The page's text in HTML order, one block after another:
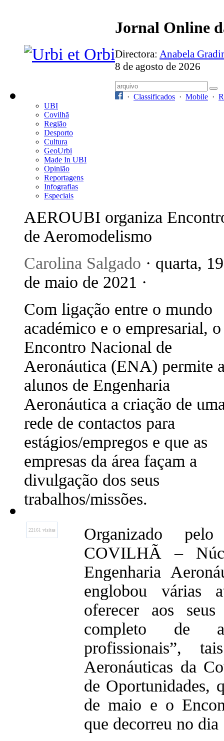
Jornal Online
Directora: Anabela
8 de agosto de 2026
· Classificados · Mobile ·
UBI
Covilhã
Região
Desporto
Cultura
GeoUrbi
Made In UBI
Opinião
Reportagens
Infografias
Especiais
AEROUBI organiza
de Aeromodelismo
Carolina Salgado · quarta, 19
de maio de 2021 ·
Com ligação entre o mundo
académico e o empresarial, o
Encontro Nacional de
Aeronáutica (ENA) permite
alunos de Engenharia
Aeronáutica a criação de
rede de contactos para
estágios/empregos e que as
empresas da área façam a
divulgação dos seus
trabalhos/missões.
22161 visitas
Organizado
COVILHÃ –
Engenharia
englobou várias
oferecer aos
completo de
profissionais”,
Aeronáuticas da
de Oportunidades,
de maio e o
que decorreu no